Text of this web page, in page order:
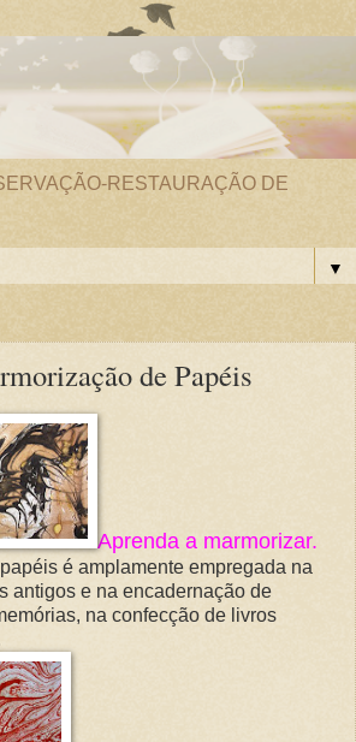
RESTAURAÇÃO DE
▼
de Papéis
Aprenda a marmorizar.
é amplamente empregada na
antigos e na encadernação de
na confecção de livros